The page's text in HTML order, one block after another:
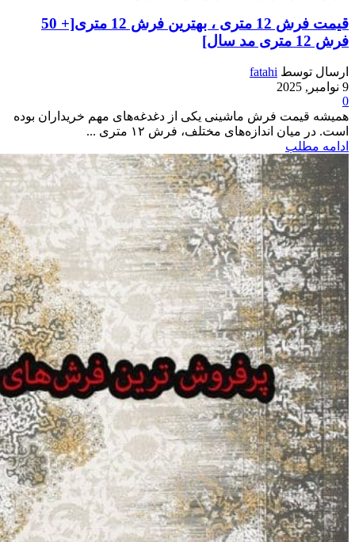
قیمت فرش 12 متری ، بهترین فرش 12 متری[+ 50
فرش 12 متری مد سال]
ارسال توسط fatahi
9 نوامبر, 2025
0
همیشه قیمت فرش ماشینی یکی از دغدغه‌های مهم خریداران بوده
است. در میان اندازه‌های مختلف، فرش ۱۲ متری ...
ادامه مطلب